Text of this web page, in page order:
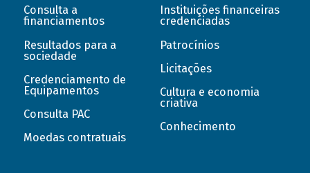
Consulta a
financiamentos
Resultados para a
sociedade
Credenciamento de
Equipamentos
Consulta PAC
Moedas contratuais
Instituições financeiras
credenciadas
Patrocínios
Licitações
Cultura e economia
criativa
Conhecimento